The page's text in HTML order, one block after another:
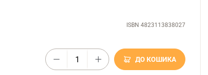
ISBN 4823113838027
ДО КОШИКА